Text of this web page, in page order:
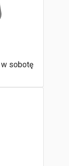
w sobotę